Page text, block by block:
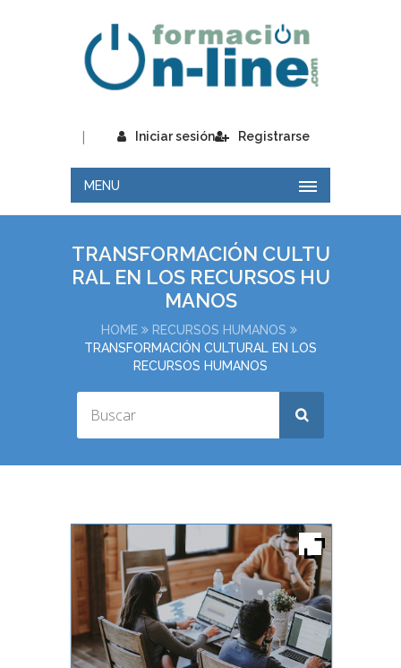
Iniciar sesión
| Registrarse
MENU
TRANSFORMACIÓN CULTU
RAL EN LOS RECURSOS HU
MANOS
HOME
RECURSOS HUMANOS
TRANSFORMACIÓN CULTURAL EN LOS
RECURSOS HUMANOS